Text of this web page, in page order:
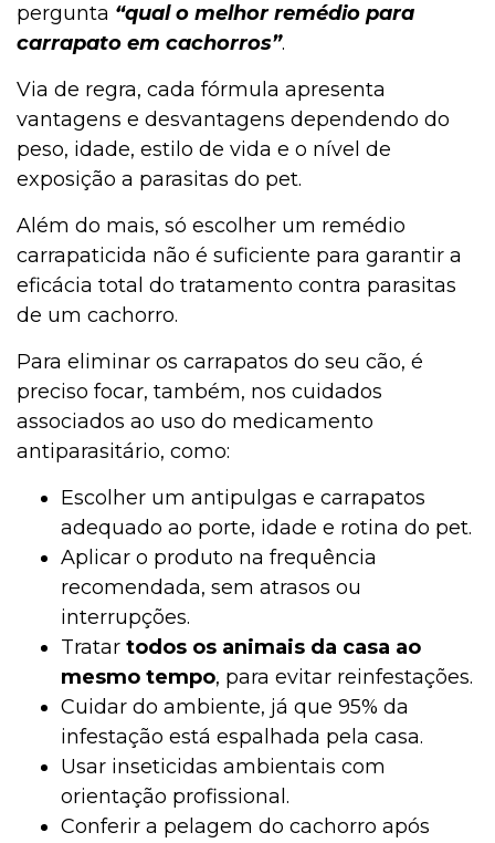
pergunta “qual o melhor remédio para
carrapato em cachorros”.
Via de regra, cada fórmula apresenta
vantagens e desvantagens dependendo do
peso, idade, estilo de vida e o nível de
exposição a parasitas do pet.
Além do mais, só escolher um remédio
carrapaticida não é suficiente para garantir a
eficácia total do tratamento contra parasitas
de um cachorro.
Para eliminar os carrapatos do seu cão, é
preciso focar, também, nos cuidados
associados ao uso do medicamento
antiparasitário, como:
Escolher um antipulgas e carrapatos
adequado ao porte, idade e rotina do pet.
Aplicar o produto na frequência
recomendada, sem atrasos ou
interrupções.
Tratar todos os animais da casa ao
mesmo tempo, para evitar reinfestações.
Cuidar do ambiente, já que 95% da
infestação está espalhada pela casa.
Usar inseticidas ambientais com
orientação profissional.
Conferir a pelagem do cachorro após